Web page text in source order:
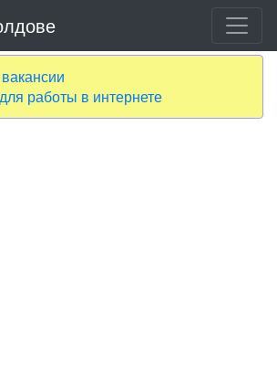
работы в интернете